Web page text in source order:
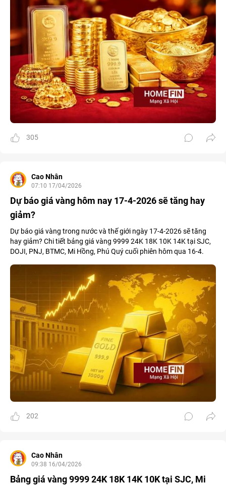
305
Cao Nhân
07:10 17/04/2026
Dự báo giá vàng hôm nay 17-4-2026 sẽ tăng hay
giảm?
Dự báo giá vàng trong nước và thế giới ngày 17-4-2026 sẽ tăng
hay giảm? Chi tiết bảng giá vàng 9999 24K 18K 10K 14K tại SJC,
DOJI, PNJ, BTMC, Mi Hồng, Phú Quý cuối phiên hôm qua 16-4.
202
Cao Nhân
09:38 16/04/2026
Bảng giá vàng 9999 24K 18K 14K 10K tại SJC, Mi